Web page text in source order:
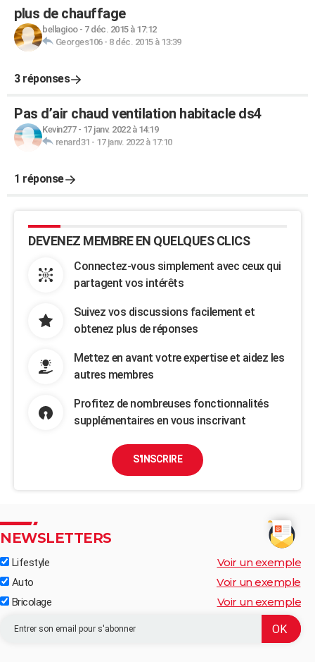
plus de chauffage
bellagioo- 7 déc. 2015 à 17:12
Georges106- 8 déc. 2015 à 13:39
3 réponses
Pas d’air chaud ventilation habitacle ds4
Kevin277- 17 janv. 2022 à 14:19
renard31 - 17 janv. 2022 à 17:10
1 réponse
DEVENEZ MEMBRE EN QUELQUES CLICS
Connectez-vous simplement avec ceux qui
partagent vos intérêts
Suivez vos discussions facilement et
obtenez plus de réponses
Mettez en avant votre expertise et aidez les
autres membres
Profitez de nombreuses fonctionnalités
supplémentaires en vous inscrivant
S'INSCRIRE
NEWSLETTERS
Lifestyle Voir un exemple
Auto Voir un exemple
Bricolage Voir un exemple